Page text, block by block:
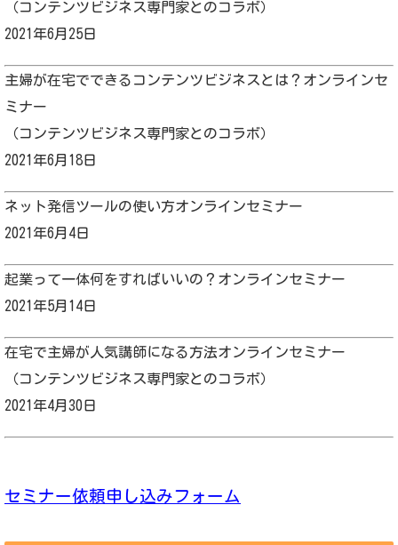
（コンテンツビジネス専門家とのコラボ）
2021年6月25日
主婦が在宅でできるコンテンツビジネスとは？オンラインセ
ミナー
（コンテンツビジネス専門家とのコラボ）
2021年6月18日
ネット発信ツールの使い方オンラインセミナー
2021年6月4日
起業って一体何をすればいいの？オンラインセミナー
2021年5月14日
在宅で主婦が人気講師になる方法オンラインセミナー
（コンテンツビジネス専門家とのコラボ）
2021年4月30日
セミナー依頼申し込みフォーム